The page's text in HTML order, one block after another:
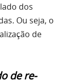
dos
Ou seja, o
de
de re-